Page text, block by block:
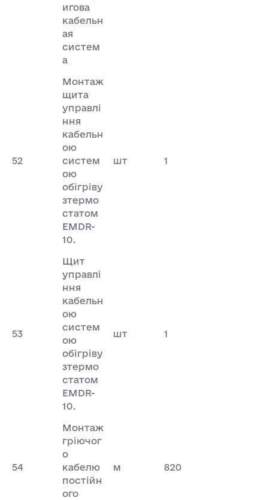
игова
кабельн
ая
систем
а
52
Монтаж
щита
управлі
ння
кабельн
ою
систем
ою
обігріву
зтермо
статом
EMDR-
10.
шт 1
53
Щит
управлі
ння
кабельн
ою
систем
ою
обігріву
зтермо
статом
EMDR-
10.
шт 1
54
Монтаж
гріючог
о
кабелю
постійн
ого
м 820